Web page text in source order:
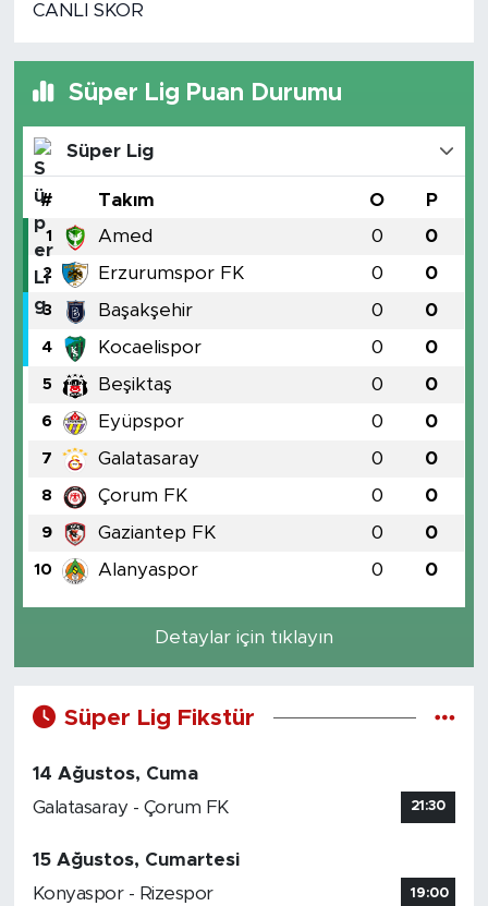
CANLI SKOR
Süper Lig Puan Durumu
Süper Lig
# Takım O P
1 Amed 0 0
2 Erzurumspor FK 0 0
3 Başakşehir 0 0
4 Kocaelispor 0 0
5 Beşiktaş 0 0
6 Eyüpspor 0 0
7 Galatasaray 0 0
8 Çorum FK 0 0
9 Gaziantep FK 0 0
10 Alanyaspor 0 0
Detaylar için tıklayın
Süper Lig Fikstür
14 Ağustos, Cuma
Galatasaray - Çorum FK
21:30
15 Ağustos, Cumartesi
Konyaspor - Rizespor
19:00